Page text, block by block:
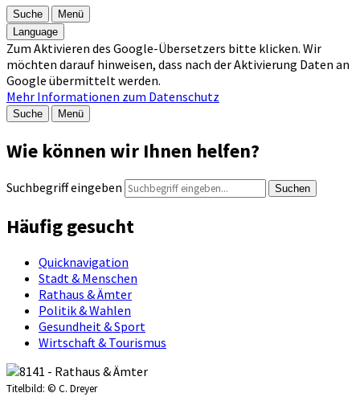
Suche
Menü
Language
Zum Aktivieren des Google-Übersetzers bitte klicken. Wir
möchten darauf hinweisen, dass nach der Aktivierung Daten an
Google übermittelt werden.
Mehr Informationen zum Datenschutz
Suche Menü
Wie können wir Ihnen helfen?
Suchbegriff eingeben Suchen
Häufig gesucht
Quicknavigation
Stadt & Menschen
Rathaus & Ämter
Politik & Wahlen
Gesundheit & Sport
Wirtschaft & Tourismus
Titelbild: © C. Dreyer